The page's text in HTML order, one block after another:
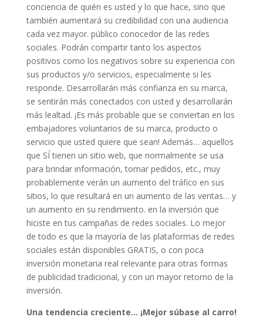
conciencia de quién es usted y lo que hace, sino que
también aumentará su credibilidad con una audiencia
cada vez mayor. público conocedor de las redes
sociales. Podrán compartir tanto los aspectos
positivos como los negativos sobre su experiencia con
sus productos y/o servicios, especialmente si les
responde. Desarrollarán más confianza en su marca,
se sentirán más conectados con usted y desarrollarán
más lealtad. ¡Es más probable que se conviertan en los
embajadores voluntarios de su marca, producto o
servicio que usted quiere que sean! Además… aquellos
que SÍ tienen un sitio web, que normalmente se usa
para brindar información, tomar pedidos, etc., muy
probablemente verán un aumento del tráfico en sus
sitios, lo que resultará en un aumento de las ventas… y
un aumento en su rendimiento. en la inversión que
hiciste en tus campañas de redes sociales. Lo mejor
de todo es que la mayoría de las plataformas de redes
sociales están disponibles GRATIS, o con poca
inversión monetaria real relevante para otras formas
de publicidad tradicional, y con un mayor retorno de la
inversión.
Una tendencia creciente… ¡Mejor súbase al carro!